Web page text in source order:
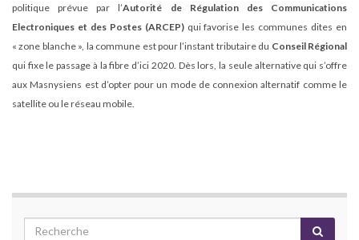
politique prévue par l’Autorité de Régulation des Communications
Electroniques et des Postes (ARCEP)qui favorise les communes dites en
« zone blanche », la commune est pour l’instant tributaire du Conseil Régional
qui fixe le passage à la fibre d’ici 2020. Dès lors, la seule alternative qui s’offre
aux Masnysiens est d’opter pour un mode de connexion alternatif comme le
satellite ou le réseau mobile.